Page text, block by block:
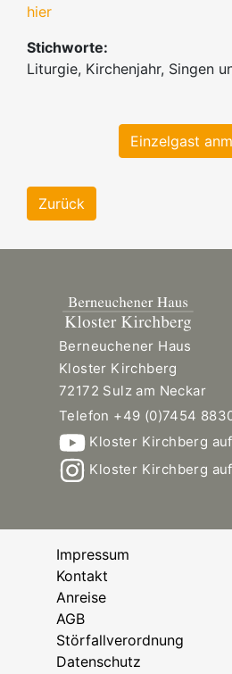
hier
Stichworte:
Liturgie, Kirchenjahr, Singen
Einzelgast
Zurück
Berneuchener Haus
Kloster Kirchberg
72172 Sulz am Neckar
Telefon +49 (0)7454
Kloster Kirchberg
Kloster Kirchberg
Impressum
Kontakt
Anreise
AGB
Störfallverordnung
Datenschutz